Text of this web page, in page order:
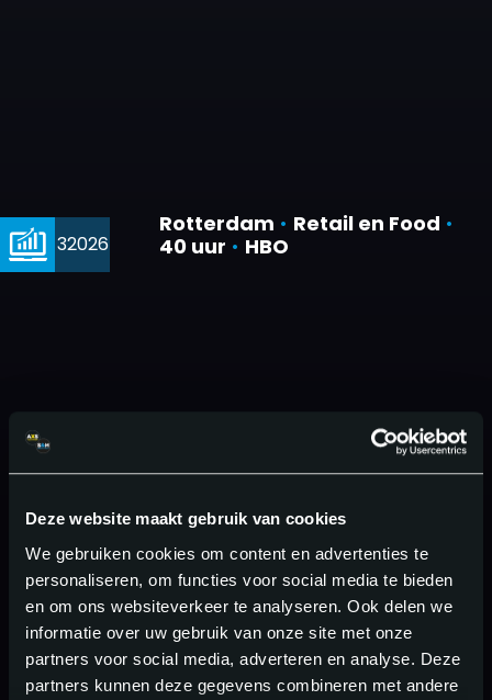
Deze website maakt gebruik van cookies
We gebruiken cookies om content en advertenties te
personaliseren, om functies voor social media te bieden
en om ons websiteverkeer te analyseren. Ook delen we
informatie over uw gebruik van onze site met onze
partners voor social media, adverteren en analyse. Deze
partners kunnen deze gegevens combineren met andere
Rotterdam • Retail en Food •
40 uur • HBO
32026